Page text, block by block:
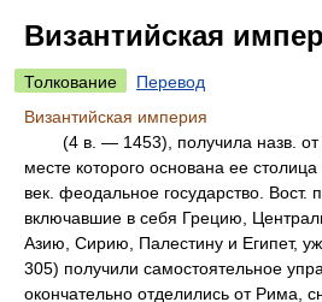
Византийская
Толкование
Перевод
Византийская империя
(4 в. — 1453), получила назв. от
месте которого основана ее
век. феодальное государство. Вост.
включавшие в себя Грецию,
Азию, Сирию, Палестину и Египет,
305) получили самостоятельное
окончательно отделились от Рима,